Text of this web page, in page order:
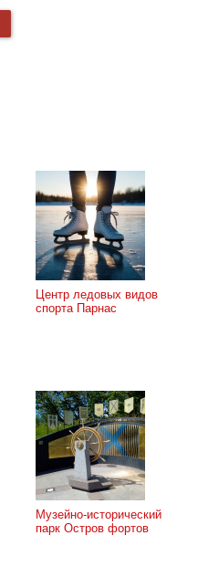
Центр ледовых видов
спорта Парнас
Музейно-исторический
парк Остров фортов